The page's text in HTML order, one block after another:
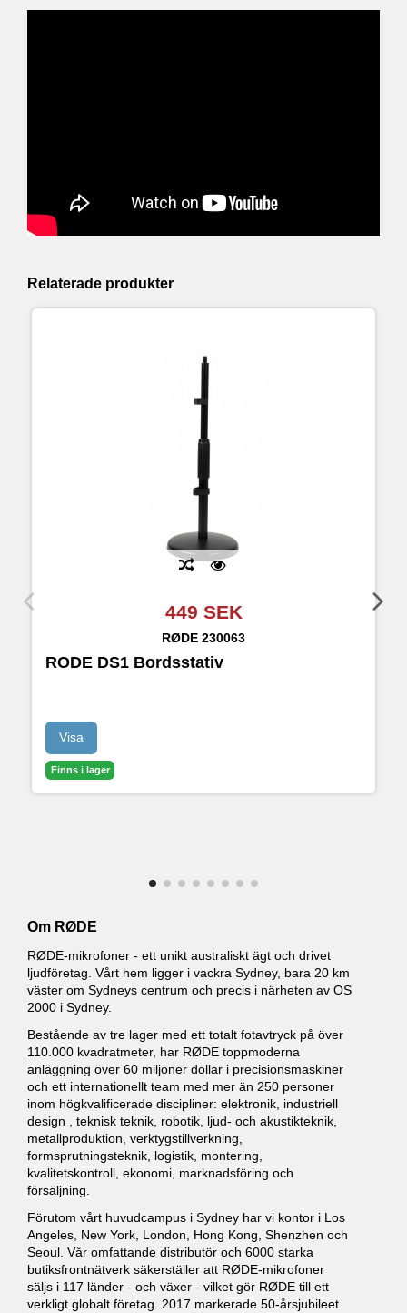
Relaterade produkter
449 SEK
RØDE 230063
RODE DS1 Bordsstativ
Visa
Finns i lager
Om RØDE
RØDE-mikrofoner - ett unikt australiskt ägt och drivet
ljudföretag. Vårt hem ligger i vackra Sydney, bara 20 km
väster om Sydneys centrum och precis i närheten av OS
2000 i Sydney.
Bestående av tre lager med ett totalt fotavtryck på över
110.000 kvadratmeter, har RØDE toppmoderna
anläggning över 60 miljoner dollar i precisionsmaskiner
och ett internationellt team med mer än 250 personer
inom högkvalificerade discipliner: elektronik, industriell
design , teknisk teknik, robotik, ljud- och akustikteknik,
metallproduktion, verktygstillverkning,
formsprutningsteknik, logistik, montering,
kvalitetskontroll, ekonomi, marknadsföring och
försäljning.
Förutom vårt huvudcampus i Sydney har vi kontor i Los
Angeles, New York, London, Hong Kong, Shenzhen och
Seoul. Vår omfattande distributör och 6000 starka
butiksfrontnätverk säkerställer att RØDE-mikrofoner
säljs i 117 länder - och växer - vilket gör RØDE till ett
verkligt globalt företag. 2017 markerade 50-årsjubileet